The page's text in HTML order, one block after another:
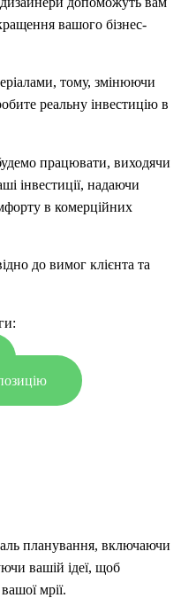
вашого бізнес-
тому, змінюючи
реальну інвестицію в
працювати, виходячи
інвестиції, надаючи
в комерційних
до вимог клієнта та
планування, включаючи
вашій ідеї, щоб
мрії.